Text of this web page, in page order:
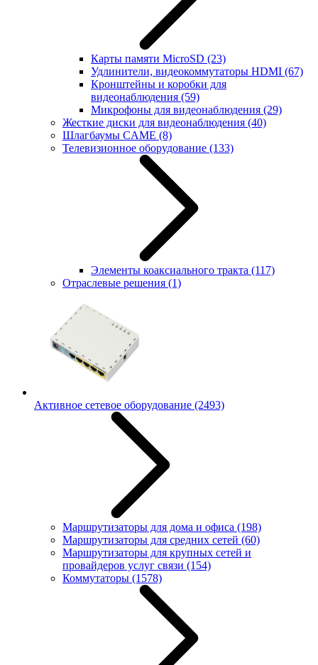
Карты памяти MicroSD (23)
Удлинители, видеокоммутаторы HDMI (67)
Кронштейны и коробки для
видеонаблюдения (59)
Микрофоны для видеонаблюдения (29)
Жесткие диски для видеонаблюдения (40)
Шлагбаумы CAME (8)
Телевизионное оборудование (133)
Элементы коаксиального тракта (117)
Отраслевые решения (1)
Активное сетевое оборудование (2493)
Маршрутизаторы для дома и офиса (198)
Маршрутизаторы для средних сетей (60)
Маршрутизаторы для крупных сетей и
провайдеров услуг связи (154)
Коммутаторы (1578)